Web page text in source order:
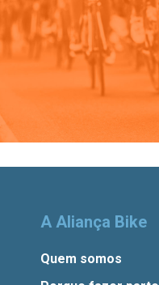
A Aliança Bike
Quem somos